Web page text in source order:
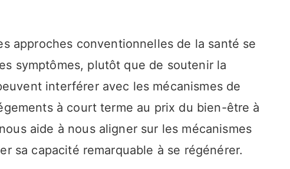
approches conventionnelles de la santé se
symptômes, plutôt que de soutenir la
interférer avec les mécanismes de
à court terme au prix du bien-être à
aide à nous aligner sur les mécanismes
sa capacité remarquable à se régénérer.